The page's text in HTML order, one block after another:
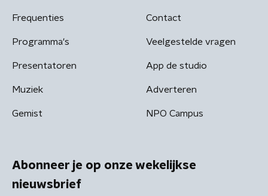
Frequenties
Programma's
Presentatoren
Muziek
Gemist
Contact
Veelgestelde vragen
App de studio
Adverteren
NPO Campus
Abonneer je op onze wekelijkse
nieuwsbrief